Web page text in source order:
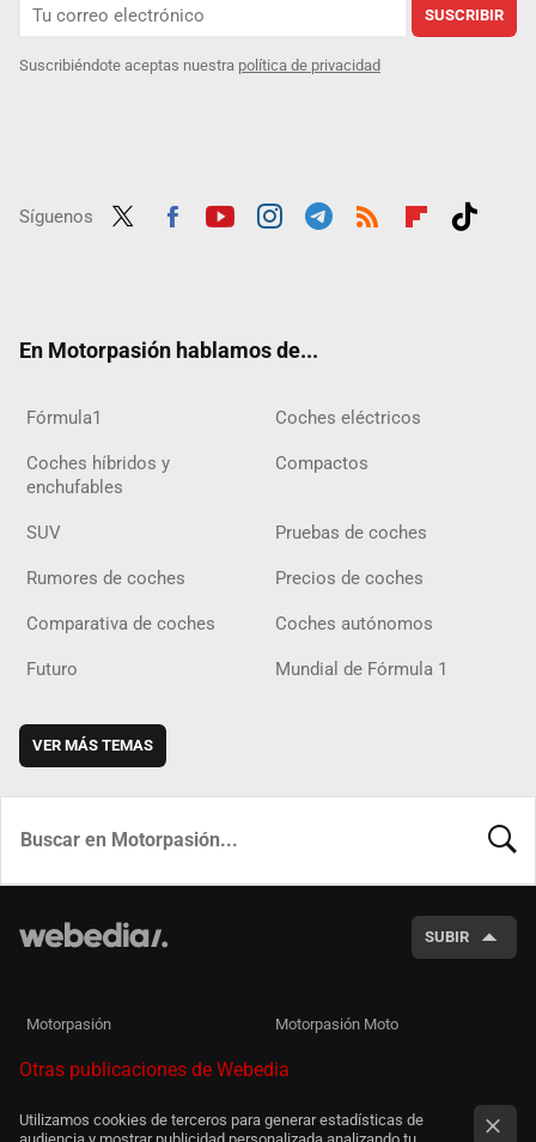
SUSCRIBIR
Suscribiéndote aceptas nuestra política de privacidad
Síguenos
En Motorpasión hablamos de...
Fórmula1 Coches eléctricos
Coches híbridos y
enchufables
Compactos
SUV Pruebas de coches
Rumores de coches Precios de coches
Comparativa de coches Coches autónomos
Futuro Mundial de Fórmula 1
VER MÁS TEMAS
SUBIR
Motorpasión Motorpasión Moto
Otras publicaciones de Webedia
Utilizamos cookies de terceros para generar estadísticas de